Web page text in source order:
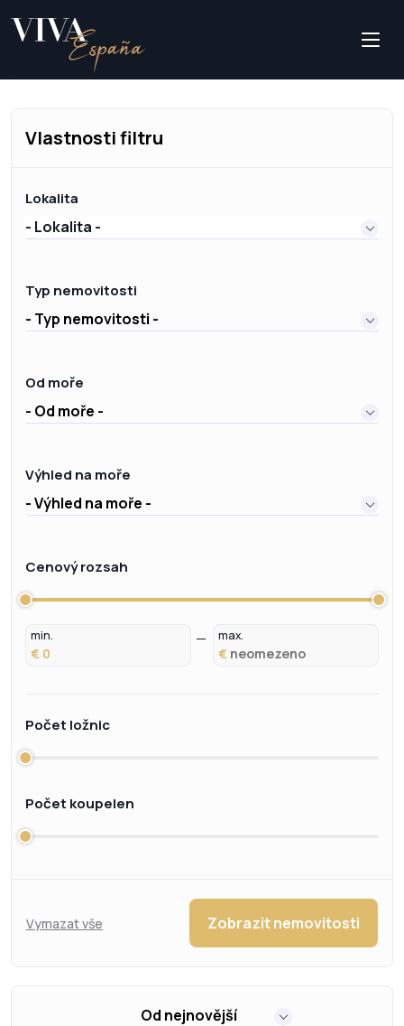
Vlastnosti filtru
Lokalita
- Lokalita -
Typ nemovitosti
- Typ nemovitosti -
Od moře
- Od moře -
Výhled na moře
- Výhled na moře -
Cenový rozsah
min.
€
max.
€
Počet ložnic
Počet koupelen
Vymazat vše Zobrazit nemovitosti
Od nejnovější